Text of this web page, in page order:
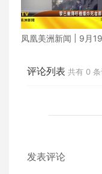
凤凰美洲新闻 | 9月
评论列表 共有 0
发表评论